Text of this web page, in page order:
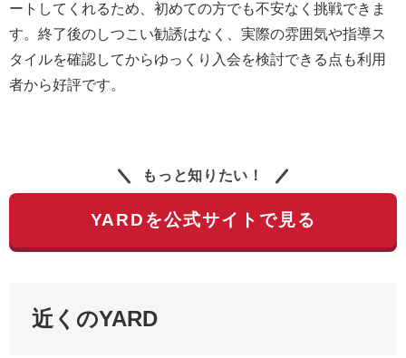
ートしてくれるため、初めての方でも不安なく挑戦できま
す。終了後のしつこい勧誘はなく、実際の雰囲気や指導ス
タイルを確認してからゆっくり入会を検討できる点も利用
者から好評です。
もっと知りたい！
YARDを公式サイトで見る
近くのYARD